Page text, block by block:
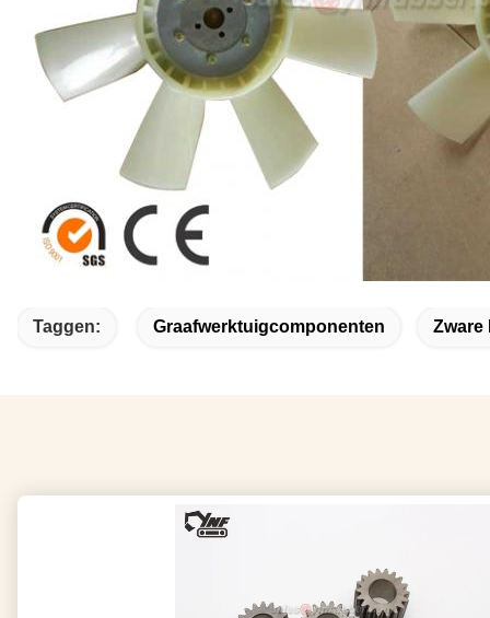
Taggen: Graafwerktuigcomponenten Zware